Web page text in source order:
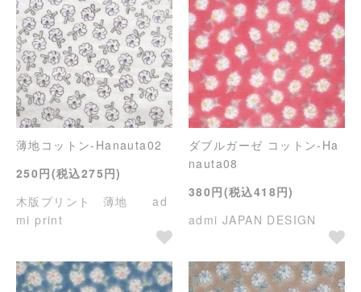
薄地コットン-Hanauta02
250円(税込275円)
木版プリント 薄地 ad
mi print
ダブルガーゼ コットン-Ha
nauta08
380円(税込418円)
admi JAPAN DESIGN